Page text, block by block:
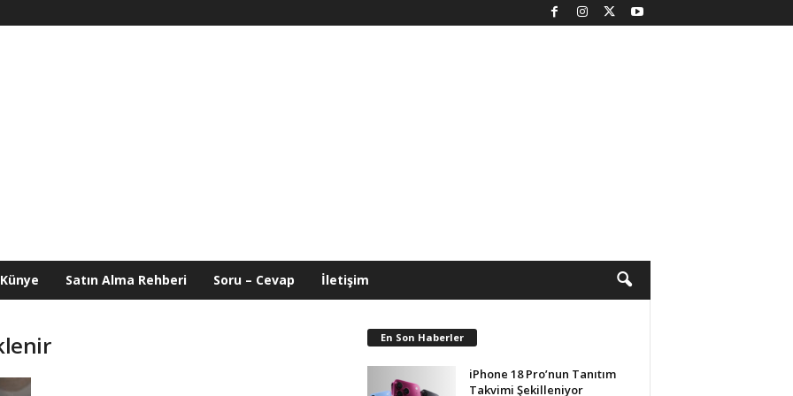
Künye Satın Alma Rehberi Soru – Cevap İletişim
En Son Haberler
iPhone 18 Pro’nun Tanıtım
Takvimi Şekilleniyor